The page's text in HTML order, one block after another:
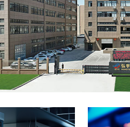
SFP 1x2 клетка
AF-180°13.7
HYE-1808NL
DB15公光孔
DC0020